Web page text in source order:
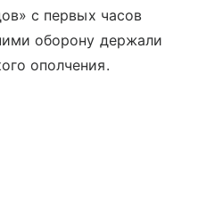
с первых часов
оборону держали
ополчения.